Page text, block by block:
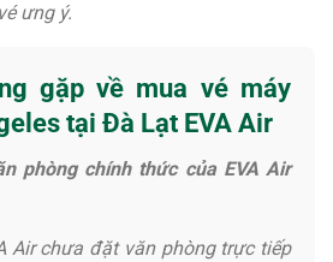
ưng ý.
gặp về mua vé máy
tại Đà Lạt EVA Air
phòng chính thức của EVA Air
Air chưa đặt văn phòng trực tiếp